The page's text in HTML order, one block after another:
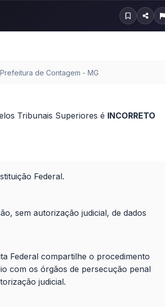
Prefeitura de Contagem - MG
Tribunais Superiores é INCORRETO
Federal.
sem autorização judicial, de dados
Federal compartilhe o procedimento
com os órgãos de persecução penal
judicial.